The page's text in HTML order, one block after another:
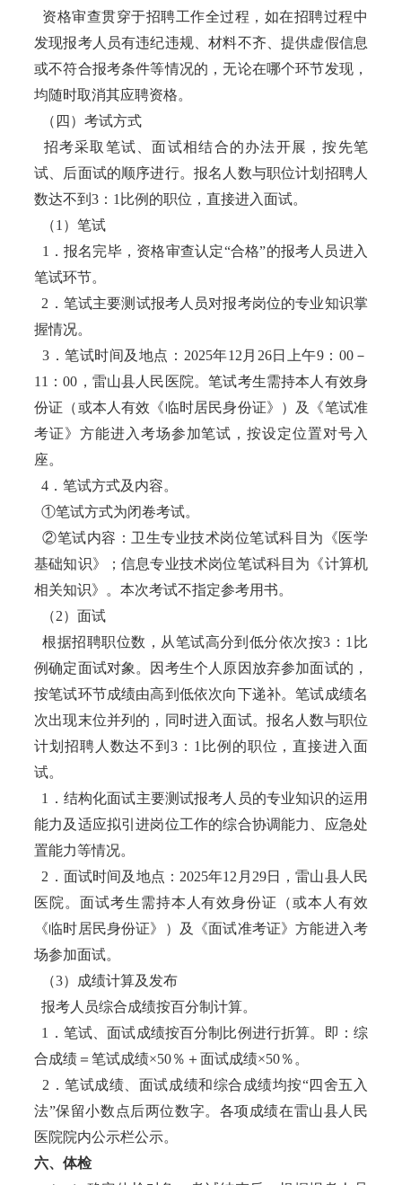
资格审查贯穿于招聘工作全过程，如在招聘过程中
发现报考人员有违纪违规、材料不齐、提供虚假信息
或不符合报考条件等情况的，无论在哪个环节发现，
均随时取消其应聘资格。
（四）考试方式
招考采取笔试、面试相结合的办法开展，按先笔
试、后面试的顺序进行。报名人数与职位计划招聘人
数达不到3：1比例的职位，直接进入面试。
（1）笔试
1．报名完毕，资格审查认定“合格”的报考人员进入
笔试环节。
2．笔试主要测试报考人员对报考岗位的专业知识掌
握情况。
3．笔试时间及地点：2025年12月26日上午9：00－
11：00，雷山县人民医院。笔试考生需持本人有效身
份证（或本人有效《临时居民身份证》）及《笔试准
考证》方能进入考场参加笔试，按设定位置对号入
座。
4．笔试方式及内容。
①笔试方式为闭卷考试。
②笔试内容：卫生专业技术岗位笔试科目为《医学
基础知识》；信息专业技术岗位笔试科目为《计算机
相关知识》。本次考试不指定参考用书。
（2）面试
根据招聘职位数，从笔试高分到低分依次按3：1比
例确定面试对象。因考生个人原因放弃参加面试的，
按笔试环节成绩由高到低依次向下递补。笔试成绩名
次出现末位并列的，同时进入面试。报名人数与职位
计划招聘人数达不到3：1比例的职位，直接进入面
试。
1．结构化面试主要测试报考人员的专业知识的运用
能力及适应拟引进岗位工作的综合协调能力、应急处
置能力等情况。
2．面试时间及地点：2025年12月29日，雷山县人民
医院。面试考生需持本人有效身份证（或本人有效
《临时居民身份证》）及《面试准考证》方能进入考
场参加面试。
（3）成绩计算及发布
报考人员综合成绩按百分制计算。
1．笔试、面试成绩按百分制比例进行折算。即：综
合成绩＝笔试成绩×50％＋面试成绩×50％。
2．笔试成绩、面试成绩和综合成绩均按“四舍五入
法”保留小数点后两位数字。各项成绩在雷山县人民
医院院内公示栏公示。
六、体检